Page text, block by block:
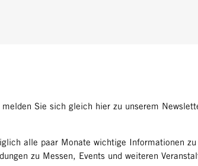
Sie sich gleich hier zu unserem
alle paar Monate wichtige Informationen zu
zu Messen, Events und weiteren